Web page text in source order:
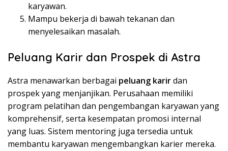
karyawan.
Mampu bekerja di bawah tekanan dan
menyelesaikan masalah.
Peluang Karir dan Prospek di Astra
Astra menawarkan berbagai peluang karirdan
prospek yang menjanjikan. Perusahaan memiliki
program pelatihan dan pengembangan karyawan yang
komprehensif, serta kesempatan promosi internal
yang luas. Sistem mentoring juga tersedia untuk
membantu karyawan mengembangkan karier mereka.